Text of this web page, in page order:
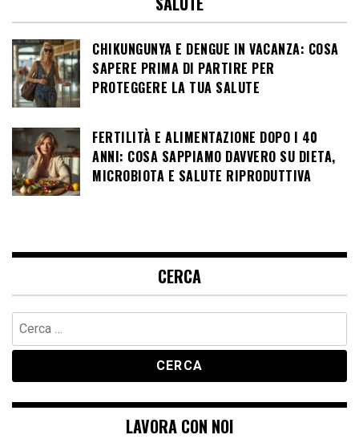
CHIKUNGUNYA E DENGUE IN VACANZA: COSA
SAPERE PRIMA DI PARTIRE PER
PROTEGGERE LA TUA SALUTE
FERTILITÀ E ALIMENTAZIONE DOPO I 40
ANNI: COSA SAPPIAMO DAVVERO SU DIETA,
MICROBIOTA E SALUTE RIPRODUTTIVA
CERCA
Ricerca
per:
LAVORA CON NOI